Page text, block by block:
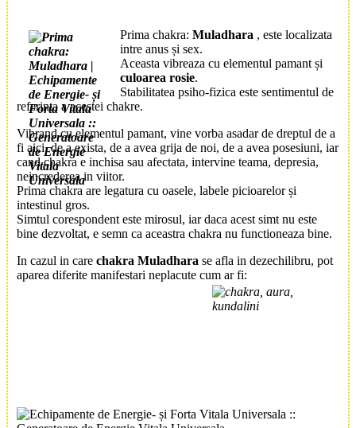
Prima chakra: Muladhara , este localizata
intre anus și sex.
Aceasta vibreaza cu elementul pamant și
culoarea rosie.
Stabilitatea psiho-fizica este sentimentul de
referinta a acestei chakre.
Vibrand cu elementul pamant, vine vorba asadar de dreptul de a
fi aici, de a exista, de a avea grija de noi, de a avea posesiuni, iar
cand chakra e inchisa sau afectata, intervine teama, depresia,
neincrederea in viitor.
Prima chakra are legatura cu oasele, labele picioarelor și
intestinul gros.
Simtul corespondent este mirosul, iar daca acest simt nu este
bine dezvoltat, e semn ca aceastra chakra nu functioneaza bine.
In cazul in care chakra Muladhara se afla in dezechilibru, pot
aparea diferite manifestari neplacute cum ar fi: